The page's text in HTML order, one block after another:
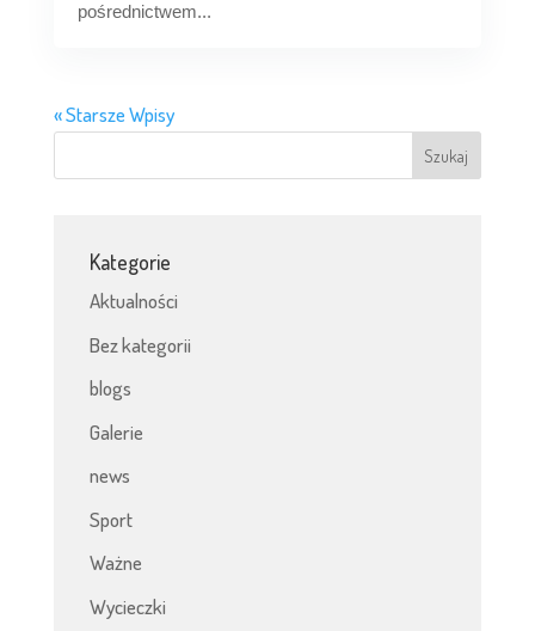
pośrednictwem...
« Starsze Wpisy
Kategorie
Aktualności
Bez kategorii
blogs
Galerie
news
Sport
Ważne
Wycieczki